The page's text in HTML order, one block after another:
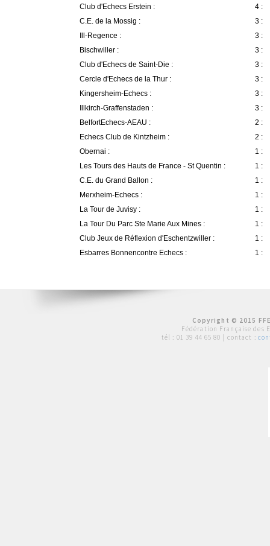
Club d'Echecs Erstein :
4 :
C.E. de la Mossig :
3 :
Ill-Regence :
3 :
Bischwiller :
3 :
Club d'Echecs de Saint-Die :
3 :
Cercle d'Echecs de la Thur :
3 :
Kingersheim-Echecs :
3 :
Illkirch-Graffenstaden :
3 :
BelfortEchecs-AEAU :
2 :
Echecs Club de Kintzheim :
2 :
Obernai :
1 :
Les Tours des Hauts de France - St Quentin :
1 :
C.E. du Grand Ballon :
1 :
Merxheim-Echecs :
1 :
La Tour de Juvisy :
1 :
La Tour Du Parc Ste Marie Aux Mines :
1 :
Club Jeux de Réflexion d'Eschentzwiller :
1 :
Esbarres Bonnencontre Echecs :
1 :
Copyright © 2015
Fédération Française des
tél : 01 39 44 65 80 | contact :